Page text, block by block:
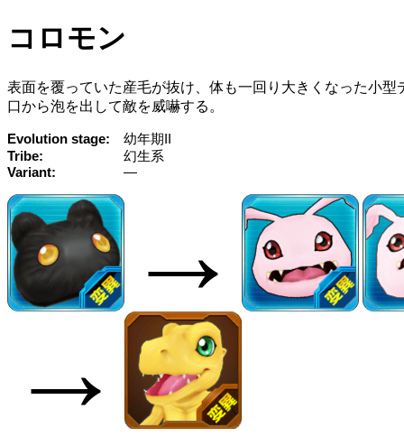
コロモン
表面を覆っていた産毛が抜け、体も一回り大きくなった小
口から泡を出して敵を威嚇する。
Evolution stage
幼年期II
Tribe
幻生系
Variant
—
→
→